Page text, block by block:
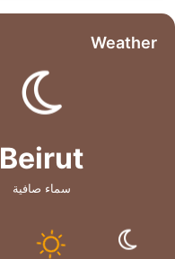
Weather
Beirut
سماء صافية